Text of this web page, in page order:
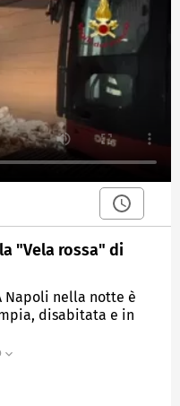
"Vela rossa" di
Napoli nella notte è
disabitata e in
e dei moduli